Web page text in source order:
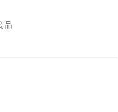
品